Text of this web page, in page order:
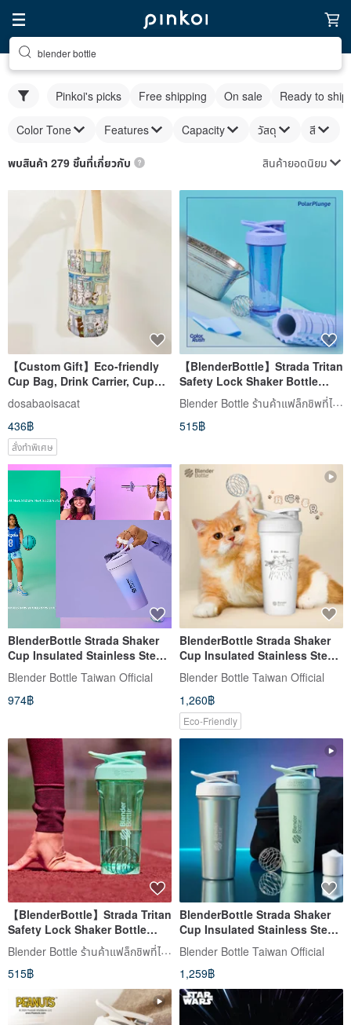
blender bottle
Pinkoi's picks Free shipping On sale Ready to ship
Color Tone Features Capacity วัสดุ สี
พบสินค้า 279 ชิ้นที่เกี่ยวกับ สินค้ายอดนิยม
【Custom Gift】Eco-friendly
Cup Bag, Drink Carrier, Cup
Pouch _ BlenderBottle Cup
Bag
dosabaoisacat
436฿
สั่งทำพิเศษ
【BlenderBottle】Strada Tritan
Safety Lock Shaker Bottle
28oz/828ml
Blender Bottle ร้านค้าแฟล็กชิพที่ได้รับอนุญาตอย่างเป็นทางการ
515฿
BlenderBottle Strada Shaker
Cup Insulated Stainless Steel
Water Bottle 25oz
Blender Bottle Taiwan Official
974฿
BlenderBottle Strada Shaker
Cup Insulated Stainless Steel
Water Bottle 24oz
Blender Bottle Taiwan Official
1,260฿
Eco-Friendly
【BlenderBottle】Strada Tritan
Safety Lock Shaker Bottle
28oz/828ml
Blender Bottle ร้านค้าแฟล็กชิพที่ได้รับอนุญาตอย่างเป็นทางการ
515฿
BlenderBottle Strada Shaker
Cup Insulated Stainless Steel
Water Bottle 25oz
Blender Bottle Taiwan Official
1,259฿